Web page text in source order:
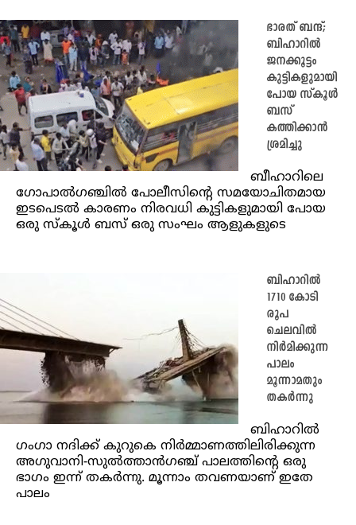
ഭാരത് ബന്ദ്;
ബിഹാറിൽ
ജനക്കൂട്ടം
കുട്ടികളുമായി
പോയ സ്‌കൂൾ
ബസ്
കത്തിക്കാൻ
ശ്രമിച്ചു
ബീഹാറിലെ
ഗോപാൽഗഞ്ചിൽ പോലീസിൻ്റെ സമയോചിതമായ
ഇടപെടൽ കാരണം നിരവധി കുട്ടികളുമായി പോയ
ഒരു സ്കൂൾ ബസ് ഒരു സംഘം ആളുകളുടെ
ബിഹാറിൽ
1710 കോടി
രൂപ
ചെലവിൽ
നിർമിക്കുന്ന
പാലം
മൂന്നാമതും
തകർന്നു
ബിഹാറിൽ
ഗംഗാ നദിക്ക് കുറുകെ നിർമ്മാണത്തിലിരിക്കുന്ന
അഗുവാനി-സുൽത്താൻഗഞ്ച് പാലത്തിൻ്റെ ഒരു
ഭാഗം ഇന്ന് തകർന്നു. മൂന്നാം തവണയാണ് ഇതേ
പാലം